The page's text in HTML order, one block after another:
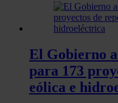
El Gobierno
para 173
eólica e